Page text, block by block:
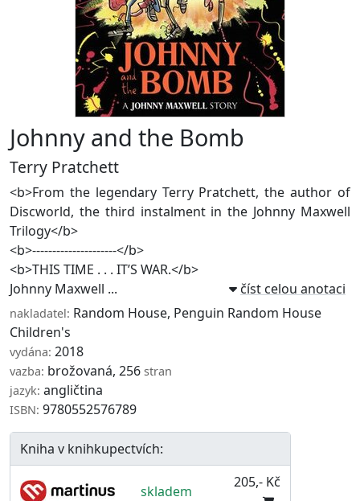
Johnny and the Bomb
Terry Pratchett
<b>From the legendary Terry Pratchett, the author of
Discworld, the third instalment in the Johnny Maxwell
Trilogy</b>
<b>---------------------</b>
<b>THIS TIME . . . IT’S WAR.</b>
Johnny Maxwell ...
číst celou anotaci
nakladatel: Random House, Penguin Random House
Children's
vydána: 2018
vazba: brožovaná, 256 stran
jazyk: angličtina
ISBN: 9780552576789
Kniha v knihkupectvích:
skladem
205,- Kč